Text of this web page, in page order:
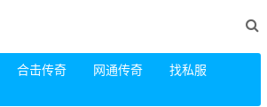
合击传奇 网通传奇
找私服